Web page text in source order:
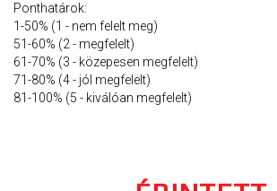
Ponthatárok:
1-50% (1 - nem felelt meg)
51-60% (2 - megfelelt)
61-70% (3 - közepesen megfelelt)
71-80% (4 - jól megfelelt)
81-100% (5 - kiválóan megfelelt)